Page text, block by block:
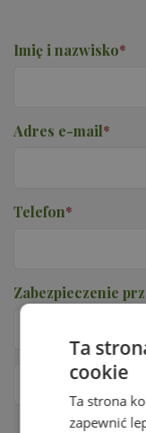
Imię i nazwisko*
Adres e-mail*
Telefon*
Zabezpieczenie
Ta
cookie
Ta strona
zapewnić